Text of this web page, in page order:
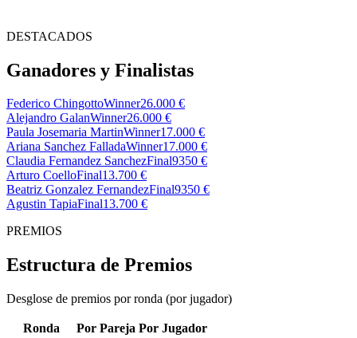
DESTACADOS
Ganadores y Finalistas
Federico ChingottoWinner26.000 €
Alejandro GalanWinner26.000 €
Paula Josemaria MartinWinner17.000 €
Ariana Sanchez FalladaWinner17.000 €
Claudia Fernandez SanchezFinal9350 €
Arturo CoelloFinal13.700 €
Beatriz Gonzalez FernandezFinal9350 €
Agustin TapiaFinal13.700 €
PREMIOS
Estructura de Premios
Desglose de premios por ronda (por jugador)
Ronda Por Pareja Por Jugador